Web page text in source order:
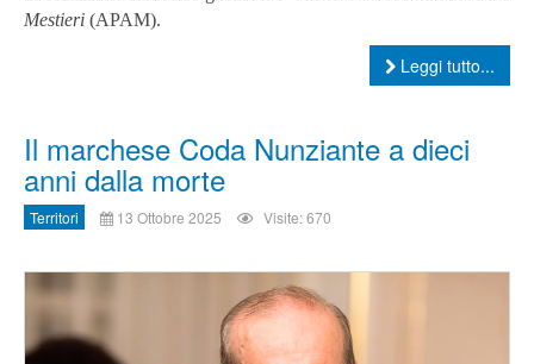
Mestieri (APAM).
Leggi tutto...
Il marchese Coda Nunziante a dieci
anni dalla morte
Territori 13 Ottobre 2025 Visite: 670